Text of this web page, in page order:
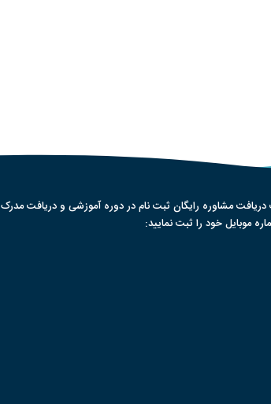
مشاوره رایگان ثبت نام در دوره آموزشی و دریافت مدرک
موبایل خود را ثبت نمایید: